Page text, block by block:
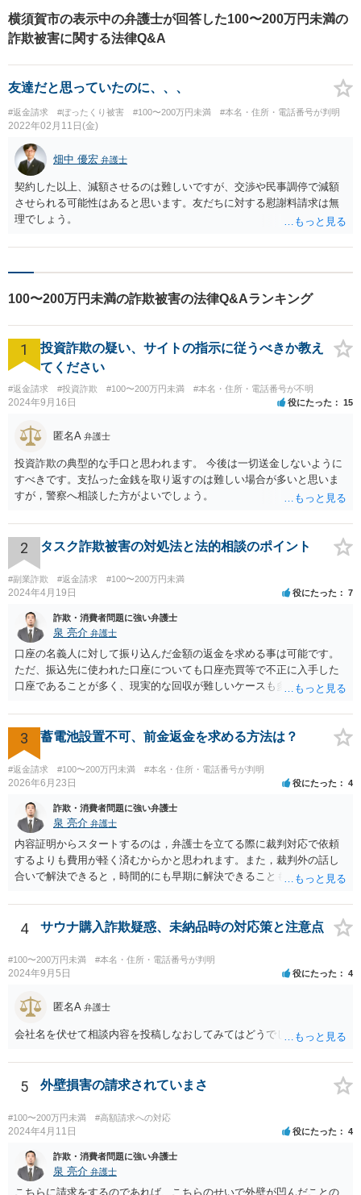
横須賀市の表示中の弁護士が回答した100〜200万円未満の
詐欺被害に関する法律Q&A
友達だと思っていたのに、、、
#返金請求 #ぼったくり被害 #100〜200万円未満 #本名・住所・電話番号が判明
2022年02月11日(金)
畑中 優宏 弁護士
契約した以上、減額させるのは難しいですが、交渉や民事調停で減額
させられる可能性はあると思います。友だちに対する慰謝料請求は無
理でしょう。
100〜200万円未満の詐欺被害の法律Q&Aランキング
1
投資詐欺の疑い、サイトの指示に従うべきか教え
てください
#返金請求 #投資詐欺 #100〜200万円未満 #本名・住所・電話番号が不明
2024年9月16日 役にたった 15
匿名A 弁護士
投資詐欺の典型的な手口と思われます。 今後は一切送金しないように
すべきです。支払った金銭を取り返すのは難しい場合が多いと思いま
すが，警察へ相談した方がよいでしょう。
2 タスク詐欺被害の対処法と法的相談のポイント
#副業詐欺 #返金請求 #100〜200万円未満
2024年4月19日 役にたった 7
詐欺・消費者問題に強い弁護士
泉 亮介 弁護士
口座の名義人に対して振り込んだ金額の返金を求める事は可能です。
ただ、振込先に使われた口座についても口座売買等で不正に入手した
口座であることが多く、現実的な回収が難しいケースも多いでしょ
3 蓄電池設置不可、前金返金を求める方法は？
#返金請求 #100〜200万円未満 #本名・住所・電話番号が判明
2026年6月23日 役にたった 4
詐欺・消費者問題に強い弁護士
泉 亮介 弁護士
内容証明からスタートするのは，弁護士を立てる際に裁判対応で依頼
するよりも費用が軽く済むからかと思われます。また，裁判外の話し
合いで解決できると，時間的にも早期に解決できることも見込めま
スもあり，その場合は裁判手続きから始めることとなるかと思われま
す。 支払督促については異議を出されると通常訴訟へ移行するため，
相手から異議が出ることが予想される場合は最初から訴訟手続きを取
った方が良いでしょう。
4 サウナ購入詐欺疑惑、未納品時の対応策と注意点
#100〜200万円未満 #本名・住所・電話番号が判明
2024年9月5日 役にたった 4
匿名A 弁護士
会社名を伏せて相談内容を投稿しなおしてみてはどうでしょうか？
5 外壁損害の請求されていまさ
#100〜200万円未満 #高額請求への対応
2024年4月11日 役にたった 4
詐欺・消費者問題に強い弁護士
泉 亮介 弁護士
こちらに請求をするのであれば、こちらのせいで外壁が凹んだことの